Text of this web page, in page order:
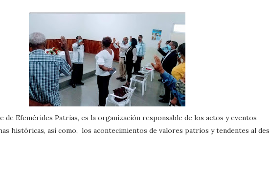
de Efemérides Patrias, es la organización responsable de los actos y eventos
históricas, así como, los acontecimientos de valores patrios y tendentes al